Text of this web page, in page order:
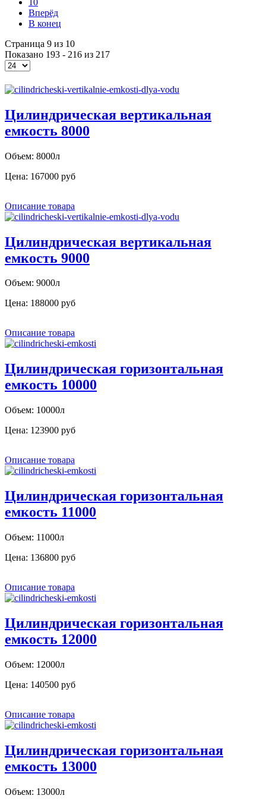
10
Вперёд
В конец
Страница 9 из 10
Показано 193 - 216 из 217
Цилиндрическая вертикальная
емкость 8000
Объем: 8000л
Цена: 167000 руб
Описание товара
Цилиндрическая вертикальная
емкость 9000
Объем: 9000л
Цена: 188000 руб
Описание товара
Цилиндрическая горизонтальная
емкость 10000
Объем: 10000л
Цена: 123900 руб
Описание товара
Цилиндрическая горизонтальная
емкость 11000
Объем: 11000л
Цена: 136800 руб
Описание товара
Цилиндрическая горизонтальная
емкость 12000
Объем: 12000л
Цена: 140500 руб
Описание товара
Цилиндрическая горизонтальная
емкость 13000
Объем: 13000л